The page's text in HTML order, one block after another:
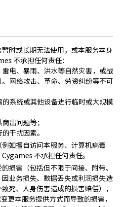
时或长期无法使用，或本服务本身
不承担任何责任：
电、暴雨、洪水等自然灾害，或战
网络攻击、革命、劳资纠纷等不可
系统或其他设备进行临时或大规模
出问题等；
干扰因素。
如擅自访问本服务、计算机病毒
不承担任何责任。
损害（包括但不限于间接、附带、
业务损失、数据丢失或利润损失造
死、人身伤害造成的损害赔偿），
更本服务提供方式而导致的损害，